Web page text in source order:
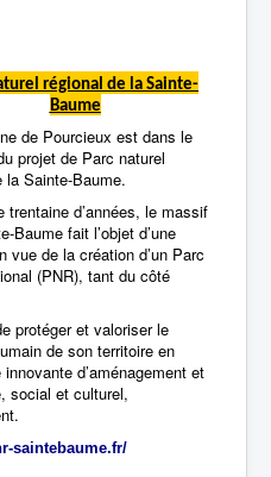
régional de la Sainte-
Baume
de Pourcieux est dans le
projet de Parc naturel
la Sainte-Baume.
trentaine d’années, le massif
Baume fait l’objet d’une
vue de la création d’un Parc
(PNR), tant du côté
protéger et valoriser le
de son territoire en
d’aménagement et
social et culturel,
saintebaume.fr/